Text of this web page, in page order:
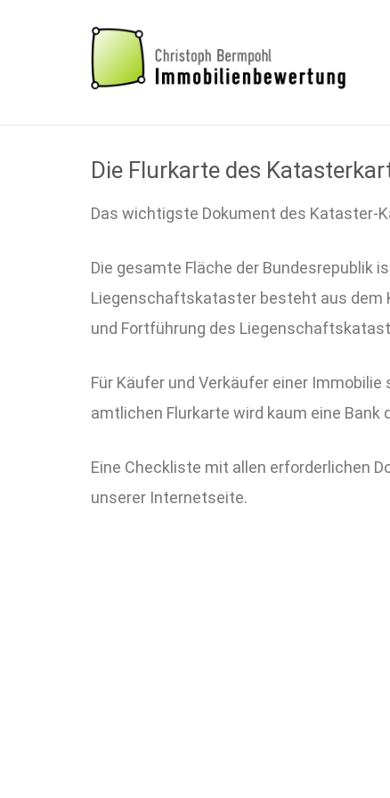
Die Flurkarte des
Das wichtigste Dokument des Kataster-
Die gesamte Fläche der
Liegenschaftskataster besteht aus dem
und Fortführung des
Für Käufer und Verkäufer einer
amtlichen Flurkarte wird kaum eine
Eine Checkliste mit allen erforderlichen
unserer Internetseite.